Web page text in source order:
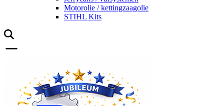
Motorolie / kettingzaagolie
STIHL Kits